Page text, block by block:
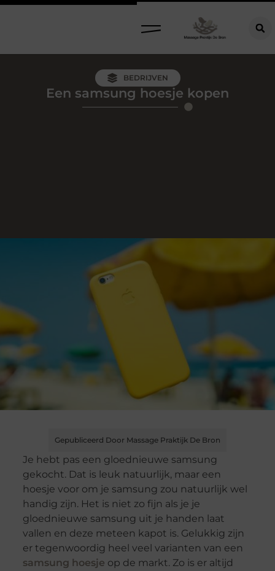
BEDRIJVEN
Een samsung hoesje kopen
Gepubliceerd Door Massage Praktijk De Bron
Je hebt pas een gloednieuwe samsung
gekocht. Dat is leuk natuurlijk, maar een
hoesje voor om je samsung zou natuurlijk wel
handig zijn. Het is niet zo fijn als je je
gloednieuwe samsung uit je handen laat
vallen en deze meteen kapot is. Gelukkig zijn
er tegenwoordig heel veel varianten van een
samsung hoesje op de markt. Zo is er altijd